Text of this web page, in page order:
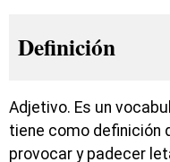
Definición
Adjetivo. Es un
tiene como definición
provocar y padecer